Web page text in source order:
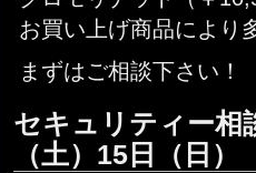
お買い上げ商品により
まずはご相談下さい！
セキュリティー
（土）15日（日）